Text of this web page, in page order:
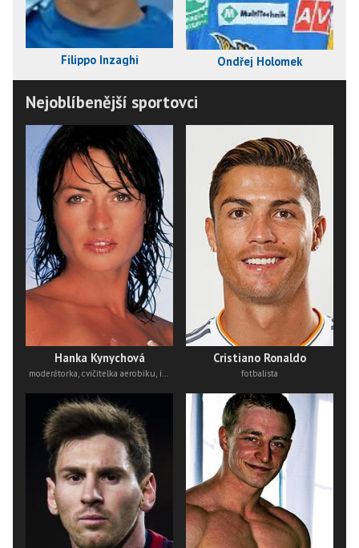
Filippo Inzaghi Ondřej Holomek
Nejoblíbenější sportovci
Hanka Kynychová
moderátorka, cvičitelka aerobiku, instruktorka fitness, filantropka, zakladatelka Nadačního fondu Hanky Kynychové, majitelka Fitness clubu Hanky Kynychové, autorka edice Hejbejse
Cristiano Ronaldo
fotbalista